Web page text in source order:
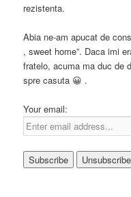
rezistenta.
Abia ne-am apucat de
, sweet home”. Daca imi
fratelo, acuma ma duc de
spre casuta 😀 .
Your email: